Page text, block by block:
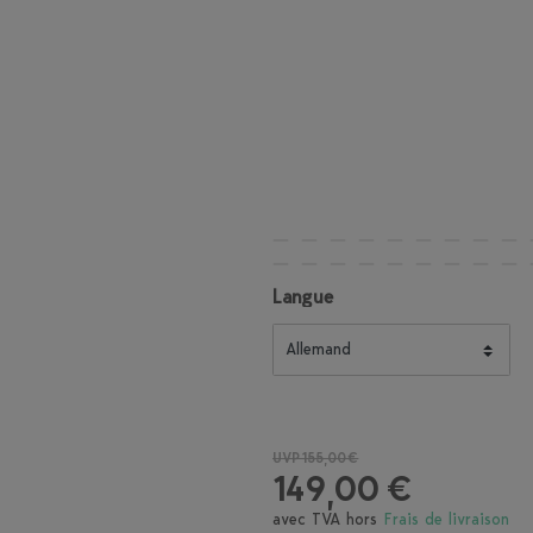
Langue
UVP 155,00 €
149,00 €
avec TVA hors Frais de livraison